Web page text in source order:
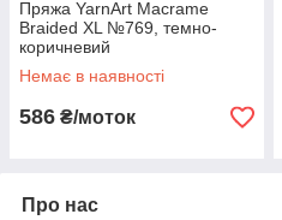
Пряжа YarnArt Macrame
Braided XL №769, темно-
коричневий
Немає в наявності
586 ₴/моток
Про нас